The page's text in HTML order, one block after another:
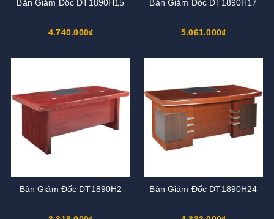
Bàn Giám Đốc DT1890H15
4.740.000₫
Bàn Giám Đốc DT1890H17
5.061.000₫
Bàn Giám Đốc DT1890H2 Bàn Giám Đốc DT1890H24